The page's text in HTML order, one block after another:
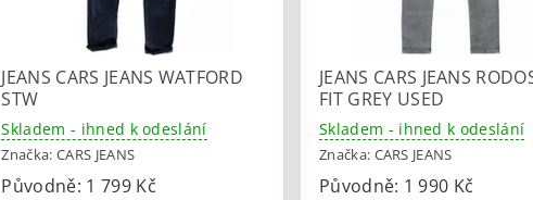
JEANS CARS JEANS WATFORD
STW
Skladem - ihned k odeslání
Značka: CARS JEANS
Původně: 1 799 Kč
JEANS CARS JEANS
FIT GREY USED
Skladem - ihned k odeslání
Značka: CARS JEANS
Původně: 1 990 Kč